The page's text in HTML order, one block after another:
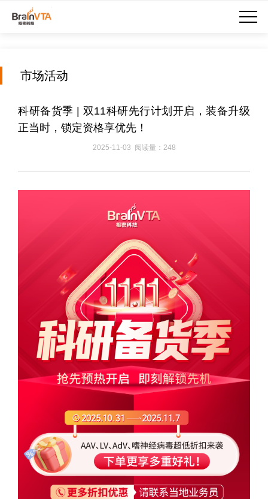
市场活动
科研备货季 | 双11科研先行计划开启，装备升级
正当时，锁定资格享优先！
2025-11-03 阅读量：248